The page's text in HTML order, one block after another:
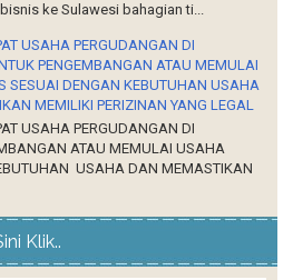
ke Sulawesi bahagian ti...
USAHA PERGUDANGAN DI
PENGEMBANGAN ATAU MEMULAI
SESUAI DENGAN KEBUTUHAN USAHA
MEMILIKI PERIZINAN YANG LEGAL
USAHA PERGUDANGAN DI
ATAU MEMULAI USAHA
USAHA DAN MEMASTIKAN
Klik..